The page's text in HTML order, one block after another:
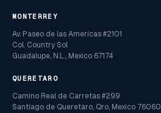
MONTERREY
Av. Paseo de las Americas #2101
Col. Country Sol
Guadalupe, N.L., Mexico 67174
QUERETARO
Camino Real de Carretas #299
Santiago de Queretaro, Qro, Mexico 76060